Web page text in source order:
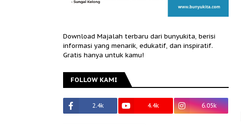
Download Majalah terbaru dari bunyukita, berisi
informasi yang menarik, edukatif, dan inspiratif.
Gratis hanya untuk kamu!
FOLLOW KAMI
2.4k 4.4k 6.05k